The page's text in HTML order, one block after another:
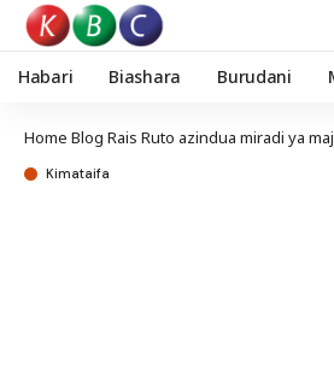
Habari Biashara Burudani
Home Blog Rais Ruto azindua miradi ya maji
Kimataifa